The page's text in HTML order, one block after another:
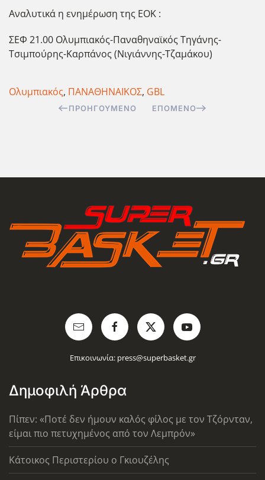
Αναλυτικά η ενημέρωση της ΕΟΚ :
ΣΕΦ 21.00 Ολυμπιακός-Παναθηναϊκός Τηγάνης-
Τσιμπούρης-Καρπάνος (Νιγιάννης-Τζαμάκου)
Ολυμπιακός, ΠΑΝΑΘΗΝΑΪΚΟΣ, GBL
ΠΡΟΗΓΟΎΜΕΝΟ ΕΠΌΜΕΝΟ
Επικοινωνία: press@superbasket.gr
Δημοφιλή Άρθρα
Πίπεν: «Ποτέ δεν ήμουν καλός φίλος με τον Τζόρνταν,
είμαι πιο πετυχημένος από τον Λεμπρόν»
Κάτοικος Περιστερίου ο Γκιουζέλης